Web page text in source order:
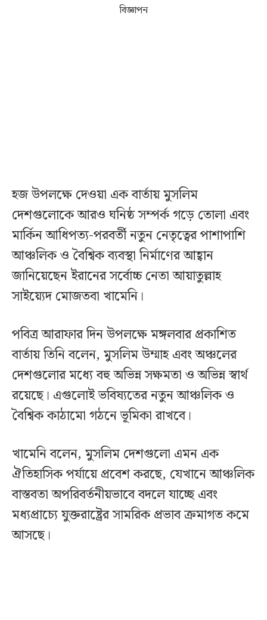
বিজ্ঞাপন
হজ উপলক্ষে দেওয়া এক বার্তায় মুসলিম
দেশগুলোকে আরও ঘনিষ্ঠ সম্পর্ক গড়ে তোলা এবং
মার্কিন আধিপত্য-পরবর্তী নতুন নেতৃত্বের পাশাপাশি
আঞ্চলিক ও বৈশ্বিক ব্যবস্থা নির্মাণের আহ্বান
জানিয়েছেন ইরানের সর্বোচ্চ নেতা আয়াতুল্লাহ
সাইয়্যেদ মোজতবা খামেনি।
পবিত্র আরাফার দিন উপলক্ষে মঙ্গলবার প্রকাশিত
বার্তায় তিনি বলেন, মুসলিম উম্মাহ এবং অঞ্চলের
দেশগুলোর মধ্যে বহু অভিন্ন সক্ষমতা ও অভিন্ন স্বার্থ
রয়েছে। এগুলোই ভবিষ্যতের নতুন আঞ্চলিক ও
বৈশ্বিক কাঠামো গঠনে ভূমিকা রাখবে।
খামেনি বলেন, মুসলিম দেশগুলো এমন এক
ঐতিহাসিক পর্যায়ে প্রবেশ করছে, যেখানে আঞ্চলিক
বাস্তবতা অপরিবর্তনীয়ভাবে বদলে যাচ্ছে এবং
মধ্যপ্রাচ্যে যুক্তরাষ্ট্রের সামরিক প্রভাব ক্রমাগত কমে
আসছে।